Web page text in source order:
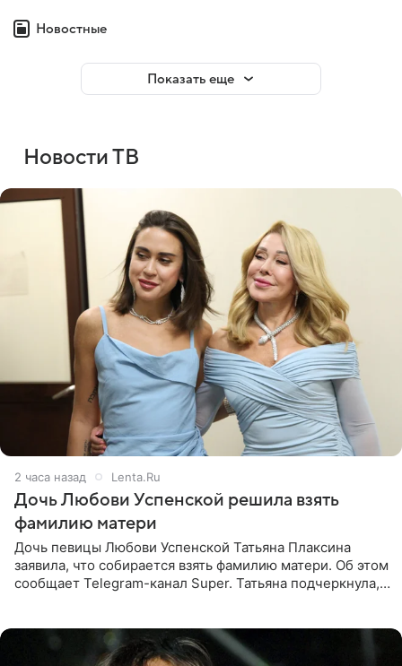
Новостные
Показать еще
Новости ТВ
2 часа назад Lenta.Ru
Дочь Любови Успенской решила взять
фамилию матери
Дочь певицы Любови Успенской Татьяна Плаксина
заявила, что собирается взять фамилию матери. Об этом
сообщает Telegram-канал Super. Татьяна подчеркнула,